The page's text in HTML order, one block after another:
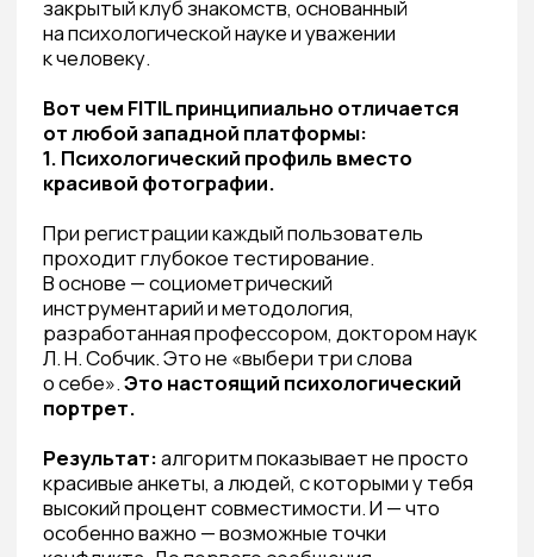
FITIL — закрытый клуб знакомств. Не каждый
может зарегистрироваться. Это фильтр,
который защищает сообщество и сохраняет
КАК ВЫБРАТЬ СЕРВИС
ЗНАКОМСТВ, ЕСЛИ ТЕБЕ ВАЖЕН
РЕЗУЛЬТАТ
Задай себе несколько честных вопросов:
вариантов или их качество?
Готов ли я инвестировать время
в осознанный выбор или хочу быстрого
результата?
Что меня больше пугает — одиночество
или снова разочароваться?
Если на последний вопрос ты ответил «снова
разочароваться» — значит, тебе нужна
среда с психологической безопасностью.
Среда, где люди приходят с намерением,
а не от скуки.
НЕМНОГО СТАТИСТИКИ,
КОТОРАЯ ЗАСТАВЛЯЕТ
ЗАДУМАТЬСЯ
Более 60% пользователей Tinder никогда
не ходили на свидание с мэтчем (данные
исследований Pew Research Center)